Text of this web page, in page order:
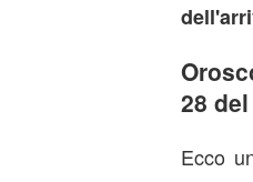
28
Ecco